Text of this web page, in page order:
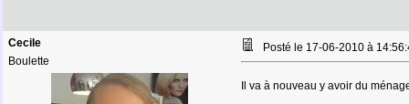
Cecile
Boulette
Posté le 17-06-2010 à
Il va à nouveau y avoir du